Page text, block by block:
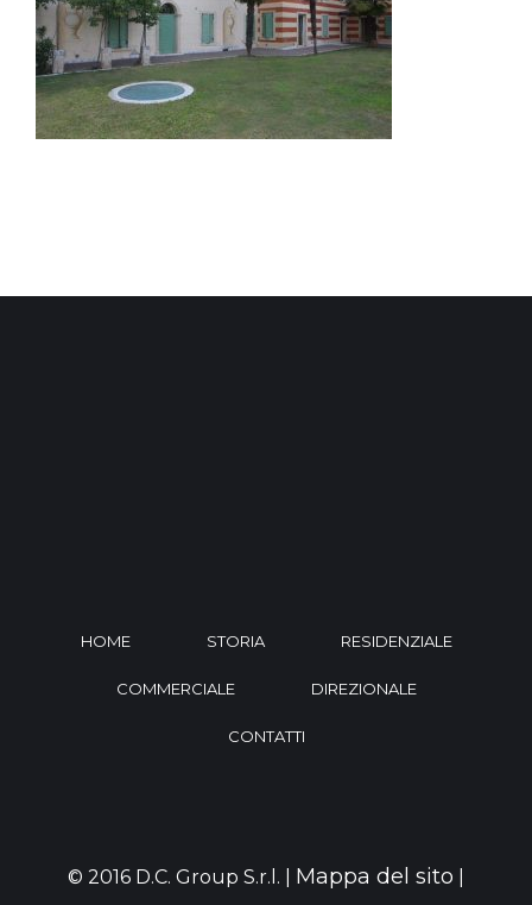
HOME STORIA RESIDENZIALE
COMMERCIALE DIREZIONALE
CONTATTI
© 2016 D.C. Group S.r.l. | Mappa del sito